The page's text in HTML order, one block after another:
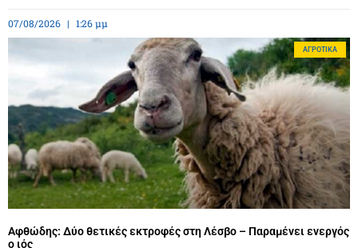
07/08/2026 1:26 μμ
ΑΓΡΟΤΙΚΆ
Αφθώδης: Δύο θετικές εκτροφές στη Λέσβο – Παραμένει ενεργός
ο ιός